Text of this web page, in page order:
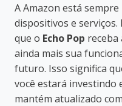
A Amazon está
dispositivos e
que o Echo Pop receba
ainda mais sua
futuro. Isso significa
você estará investindo
mantém atualizado